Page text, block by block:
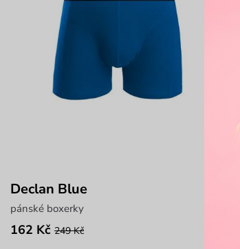
Declan Blue
pánské boxerky
162 Kč 249 Kč